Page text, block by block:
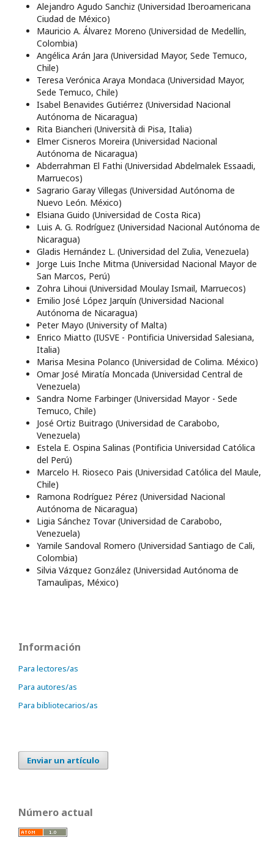
Alejandro Agudo Sanchiz (Universidad Iberoamericana
Ciudad de México)
Mauricio A. Álvarez Moreno (Universidad de Medellín,
Colombia)
Angélica Arán Jara (Universidad Mayor, Sede Temuco,
Chile)
Teresa Verónica Araya Mondaca (Universidad Mayor,
Sede Temuco, Chile)
Isabel Benavides Gutiérrez (Universidad Nacional
Autónoma de Nicaragua)
Rita Biancheri (Università di Pisa, Italia)
Elmer Cisneros Moreira (Universidad Nacional
Autónoma de Nicaragua)
Abderrahman El Fathi (Universidad Abdelmalek Essaadi,
Marruecos)
Sagrario Garay Villegas (Universidad Autónoma de
Nuevo León. México)
Elsiana Guido (Universidad de Costa Rica)
Luis A. G. Rodríguez (Universidad Nacional Autónoma de
Nicaragua)
Gladis Hernández L. (Universidad del Zulia, Venezuela)
Jorge Luis Inche Mitma (Universidad Nacional Mayor de
San Marcos, Perú)
Zohra Lihoui (Universidad Moulay Ismail, Marruecos)
Emilio José López Jarquín (Universidad Nacional
Autónoma de Nicaragua)
Peter Mayo (University of Malta)
Enrico Miatto (IUSVE - Pontificia Universidad Salesiana,
Italia)
Marisa Mesina Polanco (Universidad de Colima. México)
Omar José Miratía Moncada (Universidad Central de
Venezuela)
Sandra Nome Farbinger (Universidad Mayor - Sede
Temuco, Chile)
José Ortiz Buitrago (Universidad de Carabobo,
Venezuela)
Estela E. Ospina Salinas (Pontificia Universidad Católica
del Perú)
Marcelo H. Rioseco Pais (Universidad Católica del Maule,
Chile)
Ramona Rodríguez Pérez (Universidad Nacional
Autónoma de Nicaragua)
Ligia Sánchez Tovar (Universidad de Carabobo,
Venezuela)
Yamile Sandoval Romero (Universidad Santiago de Cali,
Colombia)
Silvia Vázquez González (Universidad Autónoma de
Tamaulipas, México)
Información
Para lectores/as
Para autores/as
Para bibliotecarios/as
Enviar un artículo
Número actual